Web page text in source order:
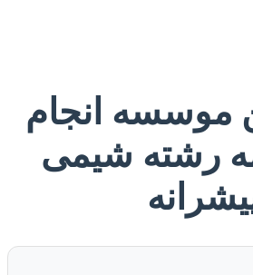
موسسه انجام
رشته شیمی